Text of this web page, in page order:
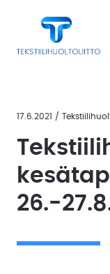
Uutiskirjeet
Hiilijalanjälkilaskuri
Kustannusindeksit
mukaan
Laadunhallinta
the submenu
Tekstiilihuollon
the submenu
Tekstiilihuoltoliitto
17.6.2021 /
26.-